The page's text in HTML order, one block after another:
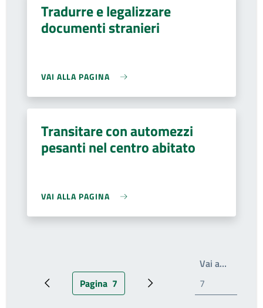
Tradurre e legalizzare
documenti stranieri
VAI ALLA PAGINA
Transitare con automezzi
pesanti nel centro abitato
VAI ALLA PAGINA
Pagina precedentePagina attuale
Pagina 7 Prossima pagina
Vai a…